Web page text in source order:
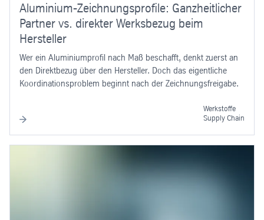
Aluminium-Zeichnungsprofile: Ganzheitlicher
Partner vs. direkter Werksbezug beim
Hersteller
Wer ein Aluminiumprofil nach Maß beschafft, denkt zuerst an
den Direktbezug über den Hersteller. Doch das eigentliche
Koordinationsproblem beginnt nach der Zeichnungsfreigabe.
Werkstoffe
Supply Chain